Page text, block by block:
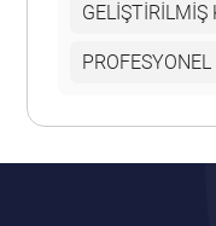
PROFESYONEL